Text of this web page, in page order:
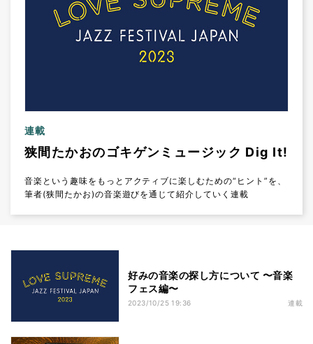
連載
狭間たかおのゴキゲンミュージック Dig It!
音楽という趣味をもっとアクティブに楽しむための“ヒント”を、
筆者(狭間たかお)の音楽遊びを通じて紹介していく連載
好みの音楽の探し方について 〜音楽
フェス編〜
2023/10/25 19:36 連載